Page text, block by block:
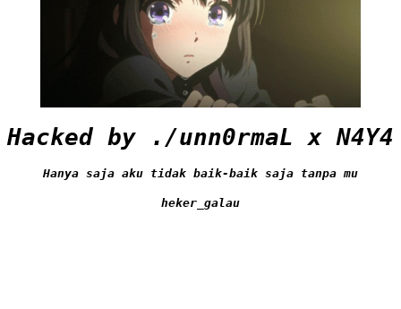
Hacked by ./unn0rmaL x N4Y4
Hanya saja aku tidak baik-baik saja tanpa mu
heker_galau